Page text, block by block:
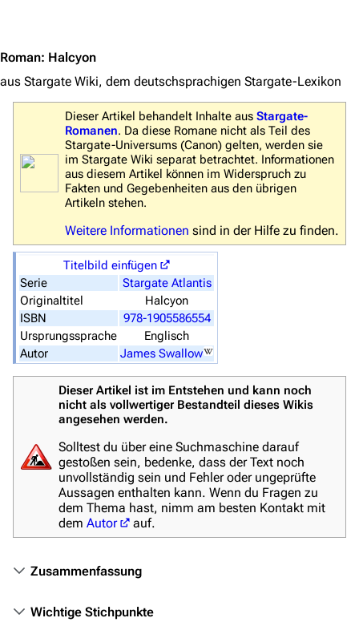
Filme und Serien
Überblick
Stargate SG-1
Stargate Atlantis
Stargate Origins
Stargate Infinity
Stargate-Romane
Filme
Das Stargate-Universum
Themenportal
Völker
Orte
Objekte
Fanprojekte
Kommerzielles
Roman: Halcyon
aus Stargate Wiki, dem deutschsprachigen Stargate-Lexikon
Dieser Artikel behandelt Inhalte aus Stargate-
Romanen. Da diese Romane nicht als Teil des
Stargate-Universums (Canon) gelten, werden sie
im Stargate Wiki separat betrachtet. Informationen
aus diesem Artikel können im Widerspruch zu
Fakten und Gegebenheiten aus den übrigen
Artikeln stehen.
Weitere Informationen sind in der Hilfe zu finden.
Titelbild einfügen
Serie
Stargate Atlantis
Originaltitel
Halcyon
ISBN
978-1905586554
Ursprungssprache
Englisch
Autor
James Swallow
Dieser Artikel ist im Entstehen und kann noch
nicht als vollwertiger Bestandteil dieses Wikis
angesehen werden.
Solltest du über eine Suchmaschine darauf
gestoßen sein, bedenke, dass der Text noch
unvollständig sein und Fehler oder ungeprüfte
Aussagen enthalten kann. Wenn du Fragen zu
dem Thema hast, nimm am besten Kontakt mit
dem Autor auf.
Zusammenfassung
Wichtige Stichpunkte